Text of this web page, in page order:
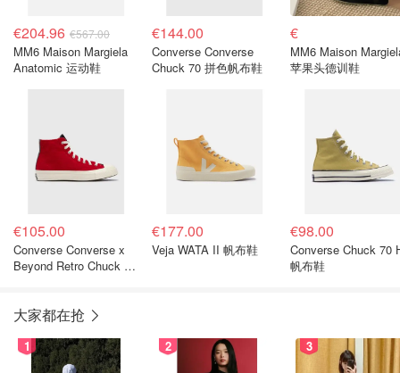
€204.96 €567.00
MM6 Maison Margiela
Anatomic 运动鞋
€144.00
Converse Converse
Chuck 70 拼色帆布鞋
€
MM6 Maison
苹果头德训鞋
€105.00
Converse Converse x
Beyond Retro Chuck 70
€177.00
Veja WATA II 帆布鞋
€98.00
Converse Chuck 70
帆布鞋
大家都在抢
1 2 3